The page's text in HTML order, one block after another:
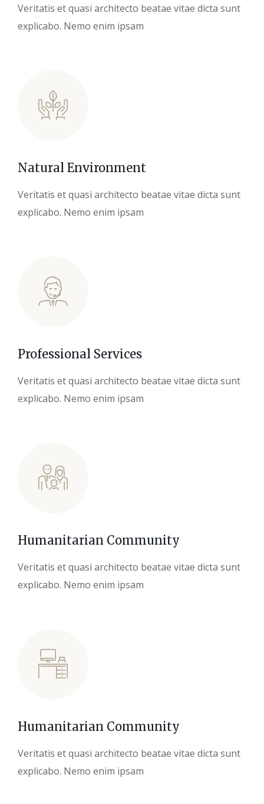
Veritatis et quasi architecto beatae vitae dicta sunt
explicabo. Nemo enim ipsam
Natural Environment
Veritatis et quasi architecto beatae vitae dicta sunt
explicabo. Nemo enim ipsam
Professional Services
Veritatis et quasi architecto beatae vitae dicta sunt
explicabo. Nemo enim ipsam
Humanitarian Community
Veritatis et quasi architecto beatae vitae dicta sunt
explicabo. Nemo enim ipsam
Humanitarian Community
Veritatis et quasi architecto beatae vitae dicta sunt
explicabo. Nemo enim ipsam